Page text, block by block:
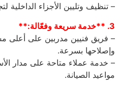
– تنظيف وتليين الأجزاء الداخلية
3. **خدمة سريعة وفعّالة:**
– فريق فنيين مدربين على
وإصلاحها بسرعة.
– خدمة عملاء متاحة على مدار
مواعيد الصيانة.